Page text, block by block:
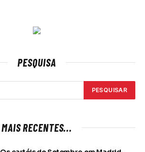
PESQUISA
MAIS RECENTES...